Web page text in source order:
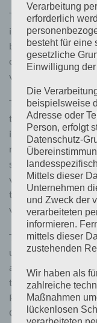
The output voltage
independent of the
buck-boost control.
current will never
voltage is higher
The Smart
the engine is
integrated engine
need to adjust in-
sensor to determine
voltage on board
to this detection, the
via the remote on/
The Smart
using the
access via
to a GX device
Portal) via the
GX Remote Console
Verarbeitung
erforderlich
besteht für eine
gesetzliche
Einwilligung
Die
beispielsweise
Adresse oder
Person, erfolgt
Datenschutz-
Mittels dieser
Unternehmen
und Zweck der
verarbeiteten
informieren.
mittels dieser
zustehenden
Wir haben als
zahlreiche
Maßnahmen
lückenlosen